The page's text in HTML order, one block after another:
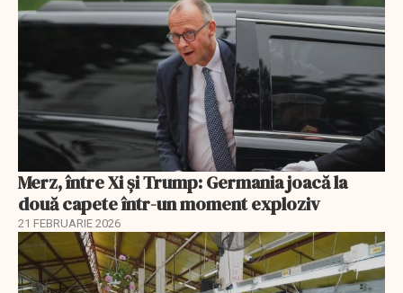
Merz, între Xi și Trump: Germania joacă la
două capete într-un moment exploziv
21 FEBRUARIE 2026